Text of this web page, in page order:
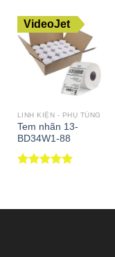
VideoJet
LINH KIỆN - PHỤ TÙNG
Tem nhãn 13-
BD34W1-88